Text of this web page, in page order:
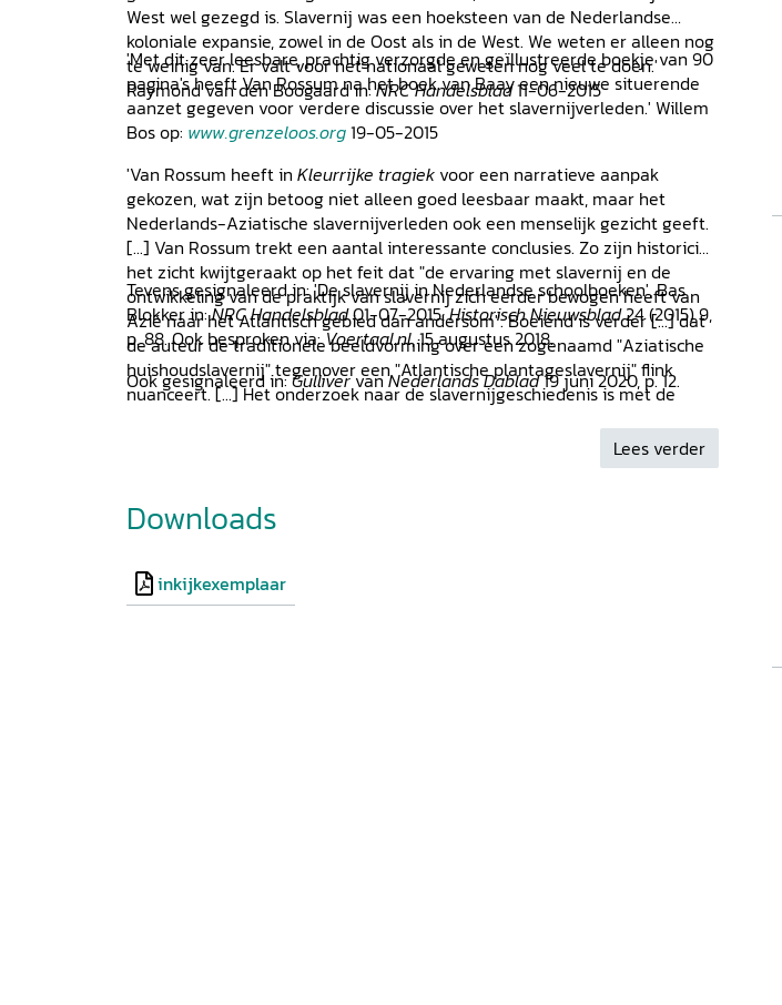
West wel gezegd is. Slavernij was een hoeksteen van de Nederlandse
koloniale expansie, zowel in de Oost als in de West. We weten er alleen nog
te weinig van. Er valt voor het nationaal geweten nog veel te doen.'
Raymond van den Boogaard in:NRC Handelsblad11-06-2015
'Met dit zeer leesbare, prachtig verzorgde en geïllustreerde boekje van 90
pagina's heeft Van Rossum na het boek van Baay een nieuwe situerende
aanzet gegeven voor verdere discussie over het slavernijverleden.' Willem
Bos op: www.grenzeloos.org19-05-2015
'Van Rossum heeft in Kleurrijke tragiek voor een narratieve aanpak
gekozen, wat zijn betoog niet alleen goed leesbaar maakt, maar het
Nederlands-Aziatische slavernijverleden ook een menselijk gezicht geeft.
[...] Van Rossum trekt een aantal interessante conclusies. Zo zijn historici
het zicht kwijtgeraakt op het feit dat "de ervaring met slavernij en de
ontwikkeling van de praktijk van slavernij zich eerder bewogen heeft van
Azië naar het Atlantisch gebied dan andersom". Boeiend is verder [...] dat
de auteur de traditionele beeldvorming over een zogenaamd "Aziatische
huishoudslavernij" tegenover een "Atlantische plantageslavernij" flink
nuanceert. [...] Het onderzoek naar de slavernijgeschiedenis is met de
Tevens gesignaleerd in: 'De slavernij in Nederlandse schoolboeken', Bas
Blokker in:NRC Handelsblad01-07-2015;Historisch Nieuwsblad24 (2015) 9,
p. 88. Ook besproken via:Voertaal.nl, 15 augustus 2018.
Ook gesignaleerd in:GullivervanNederlands Dablad19 juni 2020, p. 12.
Lees verder
Downloads
inkijkexemplaar